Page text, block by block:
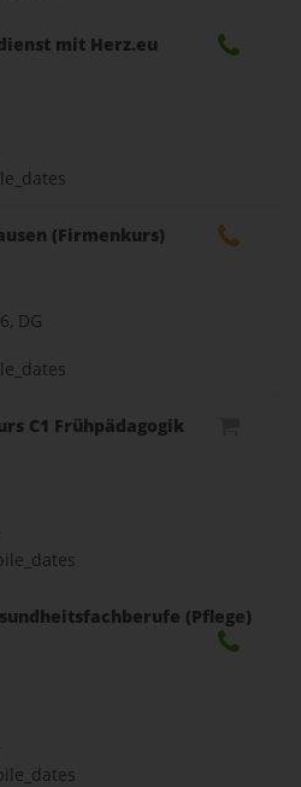
mit Herz.eu
(Firmenkurs)
DG
C1 Frühpädagogik
(Pflege)